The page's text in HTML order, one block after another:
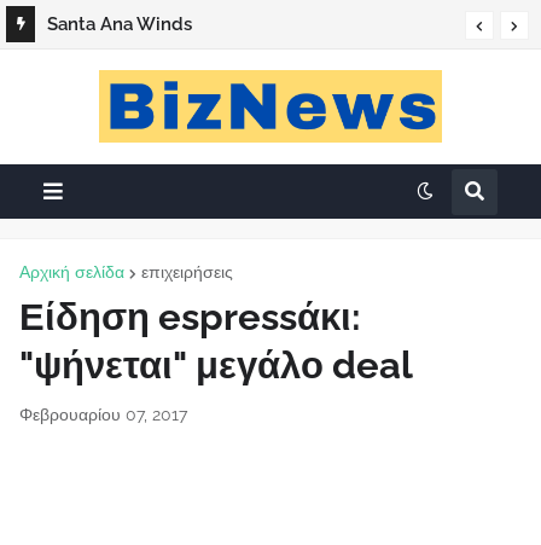
Santa Ana Winds
Αρχική σελίδα επιχειρήσεις
Είδηση espressάκι:
"ψήνεται" μεγάλο deal
Φεβρουαρίου 07, 2017